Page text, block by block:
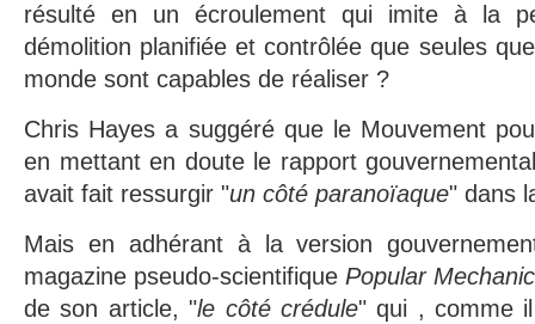
résulté en un écroulement qui imite à la
démolition planifiée et contrôlée que seules
monde sont capables de réaliser ?
Chris Hayes a suggéré que le Mouvement
en mettant en doute le rapport
avait fait ressurgir "un côté paranoïaque" dans
Mais en adhérant à la version
magazine pseudo-scientifique Popular
de son article, "le côté crédule" qui , comme